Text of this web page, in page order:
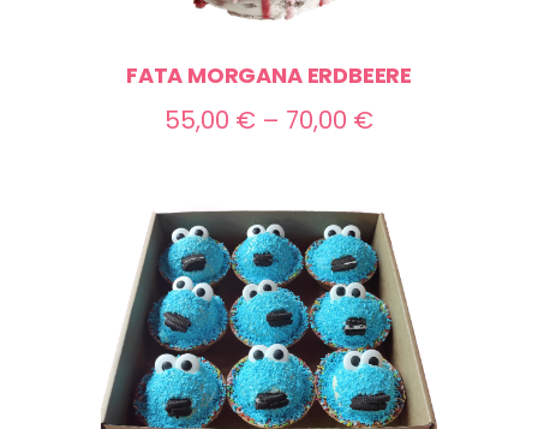
FATA MORGANA ERDBEERE
55,00 € – 70,00 €Preisspanne:
70,00 €